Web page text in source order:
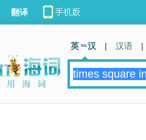
翻译
英 汉 | 汉语 |